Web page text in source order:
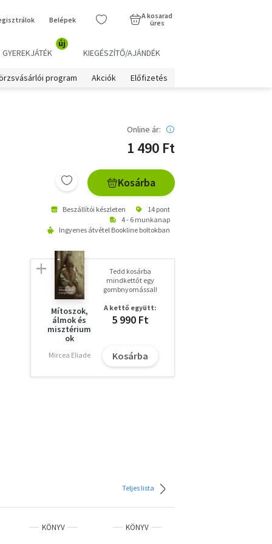
Belépek
A kosarad
üres
GYEREKJÁTÉK
új
KIEGÉSZÍTŐ/AJÁNDÉK
program Akciók Előfizetés
Online ár:
1 490 Ft
Kosárba
Beszállítói készleten
14 pont
4 - 6 munkanap
Ingyenes átvétel Bookline boltokban
Mítoszok,
álmok és
misztérium
ok
Mircea Eliade
Tedd kosárba
mindkettőt egy
gombnyomással!
A kettő együtt:
5 990 Ft
Kosárba
Teljes lista
KÖNYV KÖNYV